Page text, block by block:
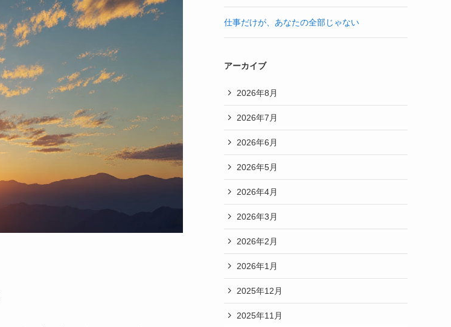
仕事だけが、あなたの全部じゃない
アーカイブ
2026年8月
2026年7月
2026年6月
2026年5月
2026年4月
2026年3月
2026年2月
2026年1月
2025年12月
2025年11月